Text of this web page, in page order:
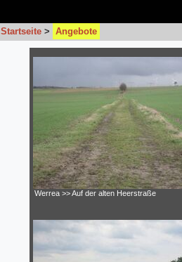
Startseite > Angebote
Werrea >> Auf der alten Heerstraße